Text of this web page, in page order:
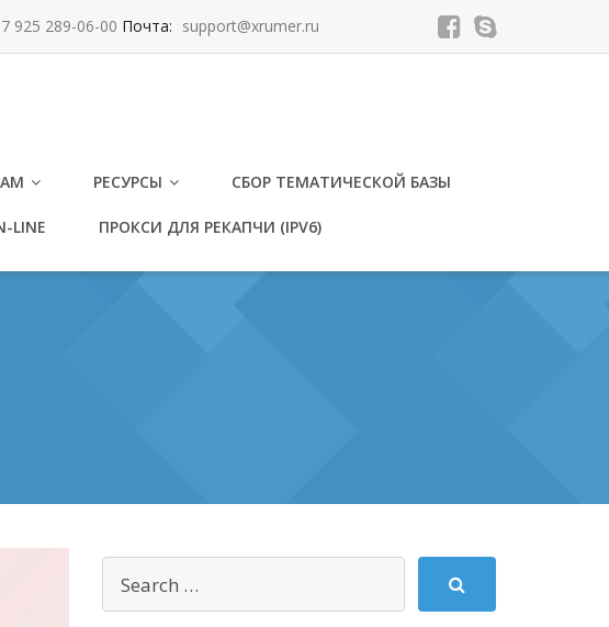
925 289-06-00 Почта: support@xrumer.ru
РЕСУРСЫ СБОР ТЕМАТИЧЕСКОЙ БАЗЫ
LINE ПРОКСИ ДЛЯ РЕКАПЧИ (IPV6)